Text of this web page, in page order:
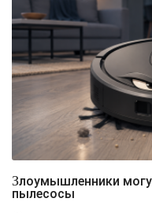
Злоумышленники могут взламывать роботы-
пылесосы